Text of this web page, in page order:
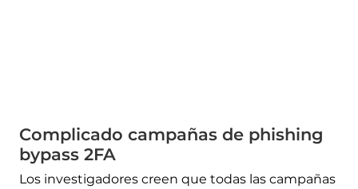
Complicado campañas de phishing
bypass 2FA
Los investigadores creen que todas las campañas